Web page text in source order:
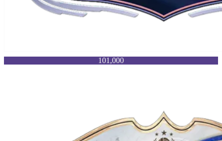
101,000